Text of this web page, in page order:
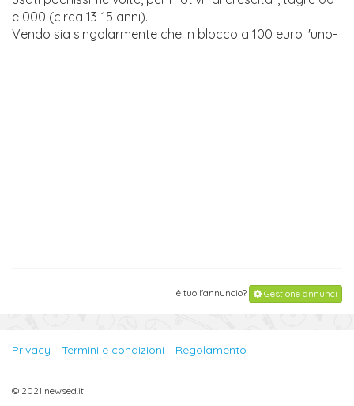
e 000 (circa 13-15 anni).
Vendo sia singolarmente che in blocco a 100 euro l'uno-
è tuo l'annuncio? Gestione annunci
Privacy Termini e condizioni Regolamento
© 2021 newsed.it